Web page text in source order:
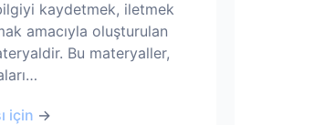
kaydetmek, iletmek
amacıyla oluşturulan
Bu materyaller,
için →